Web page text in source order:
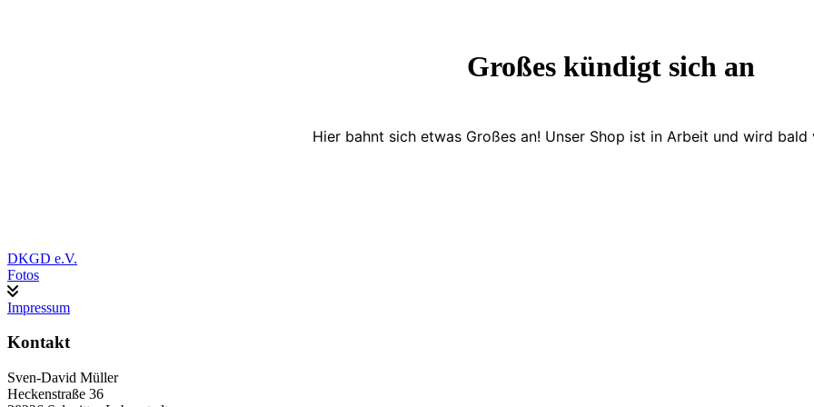
Großes kündigt sich an
Hier bahnt sich etwas Großes an! Unser Shop ist in Arbeit und wird
DKGD e.V.
Fotos
Impressum
Kontakt
Sven-David Müller
Heckenstraße 36